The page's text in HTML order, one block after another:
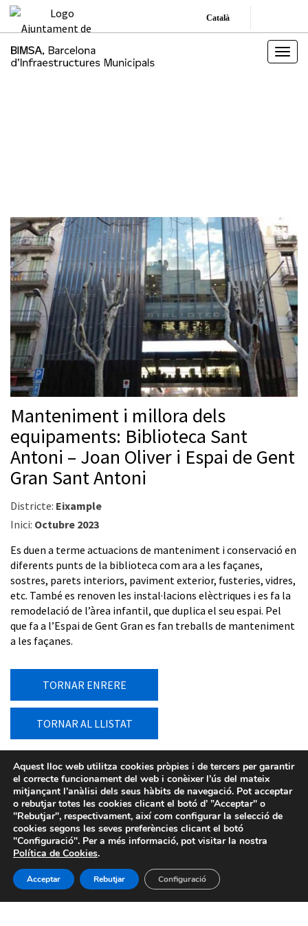
Català
Manteniment i millora dels
equipaments: Biblioteca Sant
Antoni – Joan Oliver i Espai de Gent
Gran Sant Antoni
Districte: Eixample
Inici: Octubre 2023
Es duen a terme actuacions de manteniment i conservació en
diferents punts de la biblioteca com ara a les façanes,
sostres, parets interiors, paviment exterior, fusteries, vidres,
etc. També es renoven les instal·lacions elèctriques i es fa la
remodelació de l’àrea infantil, que duplica el seu espai. Pel
que fa a l’Espai de Gent Gran es fan treballs de manteniment
a les façanes.
TORNAR ENRERE
TORNAR AL LLISTAT
Aquest lloc web utilitza cookies pròpies i de tercers per garantir
el correcte funcionament del web i conèixer l’ús del mateix
mitjançant l'anàlisi dels seus hàbits de navegació. Pot acceptar
o rebutjar totes les cookies clicant el botó d’ ”Acceptar" o
"Rebutjar", respectivament, així com configurar la selecció de
cookies segons les seves preferències clicant el botó
"Configuració". Per a més informació, pot visitar la nostra
Política de Cookies.
Acceptar Rebutjar Configuració